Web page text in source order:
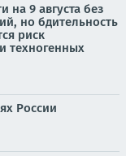
на 9 августа без
но бдительность
риск
техногенных
России